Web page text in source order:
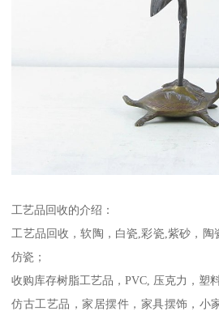
工艺品回收的介绍：
工艺品回收，软陶，白瓷,彩瓷,紫砂，陶
仿瓷；
收购库存树脂工艺品，PVC, 压克力，塑
仿古工艺品，家居摆件，家具摆饰，小